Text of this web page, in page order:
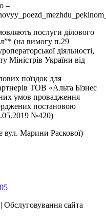
–
послуги ділового
(на вимогу п.29
діяльності,
Міністрів України від
поїздок для
ТОВ «Альта Бізнес
умов провадження
постановою
№420)
вул. Марини Раскової)
сайта